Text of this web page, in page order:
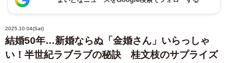
2025.10.04(Sat)
結婚50年…新婚ならぬ「金婚さん」いらっしゃ
い！半世紀ラブラブの秘訣 桂文枝のサプライズ